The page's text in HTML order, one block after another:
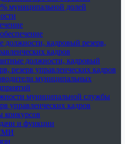
муниципальной долей
должности, кадровый резерв,
кадров
должности, кадровый
резерв управленческих кадров
муниципальных
муниципальной службы
управленческих кадров
конкурсов
и функции